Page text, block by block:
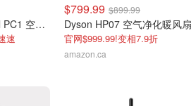
Dyson Purifier Cool PC1 空气净化风扇
速
$799.99 $899.99
Dyson HP07 空气净化暖风扇
官网$999.99!变相7.9折
amazon.ca